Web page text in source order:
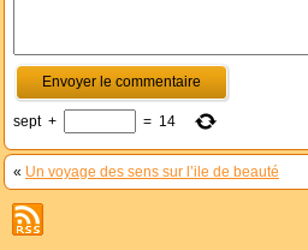
sept + = 14
« Un voyage des sens sur l’ile de beauté